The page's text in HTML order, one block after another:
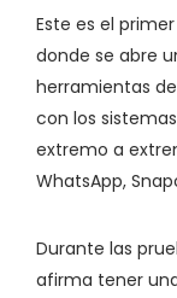
Este es el
donde se abre
herramientas
con los
extremo a
WhatsApp,
Durante las
afirma tener